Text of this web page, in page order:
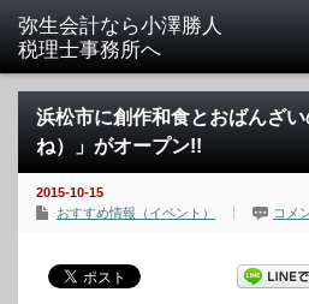
浜松市に創作和食とおばんざ
ね）」がオープン!!
2015-10-15
おすすめ情報（イベント）
コメ